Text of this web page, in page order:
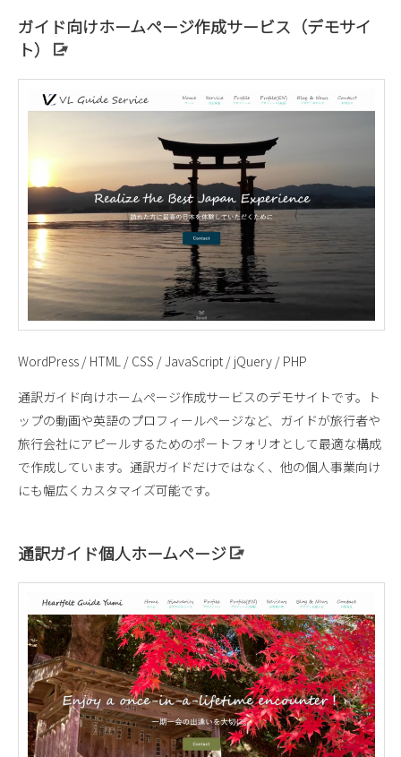
ガイド向けホームページ作成サービス（デモサイ
ト）
WordPress / HTML / CSS / JavaScript / jQuery / PHP
通訳ガイド向けホームページ作成サービスのデモサイトです。ト
ップの動画や英語のプロフィールページなど、ガイドが旅行者や
旅行会社にアピールするためのポートフォリオとして最適な構成
で作成しています。通訳ガイドだけではなく、他の個人事業向け
にも幅広くカスタマイズ可能です。
通訳ガイド個人ホームページ